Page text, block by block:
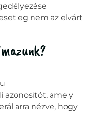
nem az elvárt
azonosítót, amely
arra nézve, hogy